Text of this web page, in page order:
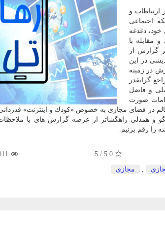
و
اجتماعی
خود، دغدغه
مقابله با
گزارش از
در این
در زمینه
گرانقدر
و فاضل
صورت
در فضای مجازی به خصوص «كودك و اینترنت»
و همدلی راهگشاتر از عرضه گزارش های با
را رقم بزنیم.
5.0
/
5
مجازی